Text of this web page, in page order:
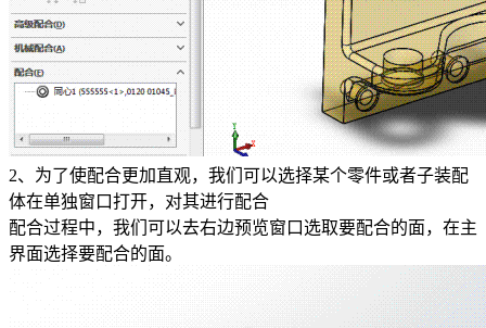
2、为了使配合更加直观，我们可以选择某个零件或者子装配
体在单独窗口打开，对其进行配合
配合过程中，我们可以去右边预览窗口选取要配合的面，在主
界面选择要配合的面。